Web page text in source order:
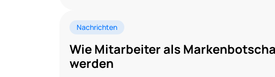
Nachrichten
Wie Mitarbeiter als
werden